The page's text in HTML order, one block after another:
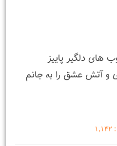
های دلگیر پاییز
و آتش عشق را به جانم
۱,۱۴۲